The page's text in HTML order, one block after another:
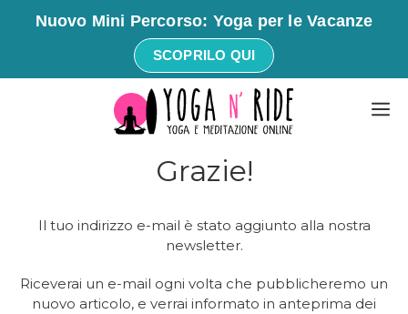
Nuovo Mini Percorso: Yoga per le Vacanze
SCOPRILO QUI
Grazie!
Il tuo indirizzo e-mail è stato aggiunto alla nostra
newsletter.
Riceverai un e-mail ogni volta che pubblicheremo un
nuovo articolo, e verrai informato in anteprima dei